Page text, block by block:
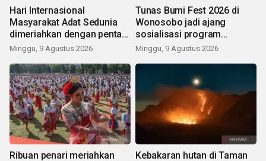
Hari Internasional
Masyarakat Adat Sedunia
dimeriahkan dengan pentas
seni budaya Bali
Minggu, 9 Agustus 2026
Tunas Bumi Fest 2026 di
Wonosobo jadi ajang
sosialisasi program
pemerintah lewat balon
Minggu, 9 Agustus 2026
Ribuan penari meriahkan
Kebakaran hutan di Taman